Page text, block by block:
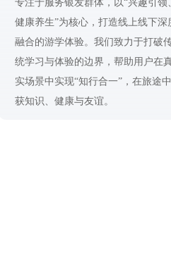
专注于服务银发群体，以“兴趣引领
健康养生”为核心，打造线上线下深
融合的游学体验。我们致力于打破
统学习与体验的边界，帮助用户在
实场景中实现“知行合一”，在旅途
获知识、健康与友谊。